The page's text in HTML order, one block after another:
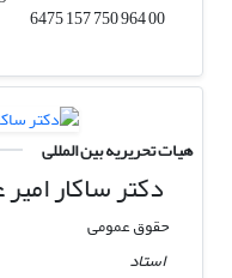
00 964 750 157 6475
هیات تحریریه بین المللی
دکتر ساکار
حقوق عمومی
استاد